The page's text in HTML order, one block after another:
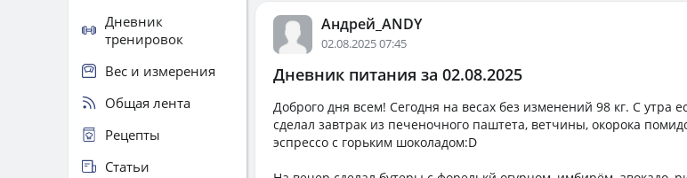
Андрей_ANDY
02.08.2025 07:45
Дневник питания за 02.08.2025
Доброго дня всем! Сегодня на весах без изменений 98 кг. С утра
сделал завтрак из печеночного паштета, ветчины, окорока
эспрессо с горьким шоколадом:D
Дневник
тренировок
Вес и измерения
Общая лента
Рецепты
Статьи